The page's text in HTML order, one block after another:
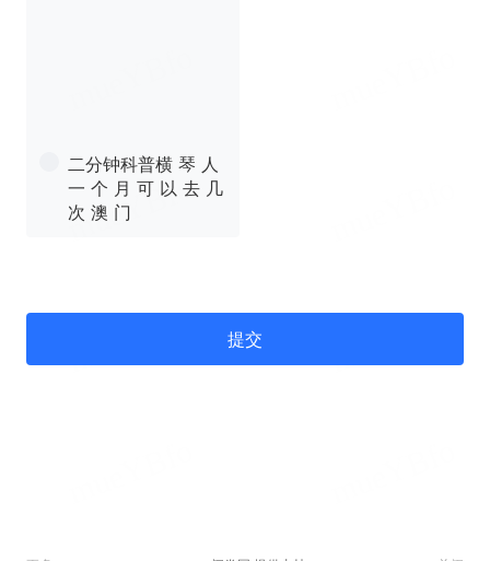
二分钟科普横 琴 人
一 个 月 可 以 去 几
次 澳 门
提交